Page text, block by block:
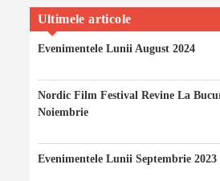
Facebook
Twitter
Instagram
Profile
On
YouTube
Ultimele articole
Evenimentele Lunii August 2024
Nordic Film Festival Revine La
Noiembrie
Evenimentele Lunii Septembrie 2023